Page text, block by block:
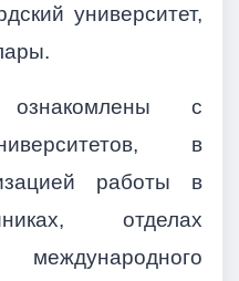
университет,
с
в
работы в
отделах